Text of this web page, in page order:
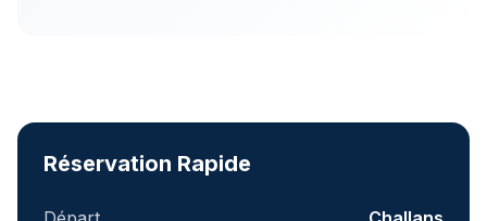
Réservation Rapide